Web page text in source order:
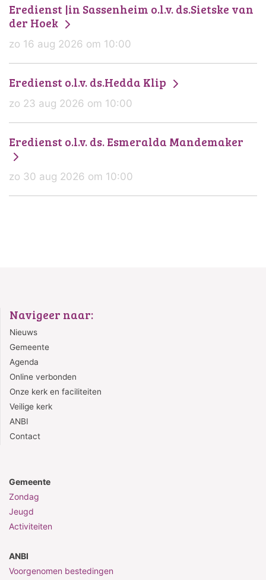
Eredienst |in Sassenheim o.l.v. ds.Sietske van
der Hoek
zo 16 aug 2026 om 10:00
Eredienst o.l.v. ds.Hedda Klip
zo 23 aug 2026 om 10:00
Eredienst o.l.v. ds. Esmeralda Mandemaker
zo 30 aug 2026 om 10:00
Navigeer naar:
Nieuws
Gemeente
Agenda
Online verbonden
Onze kerk en faciliteiten
Veilige kerk
ANBI
Contact
Gemeente
Zondag
Jeugd
Activiteiten
ANBI
Voorgenomen bestedingen